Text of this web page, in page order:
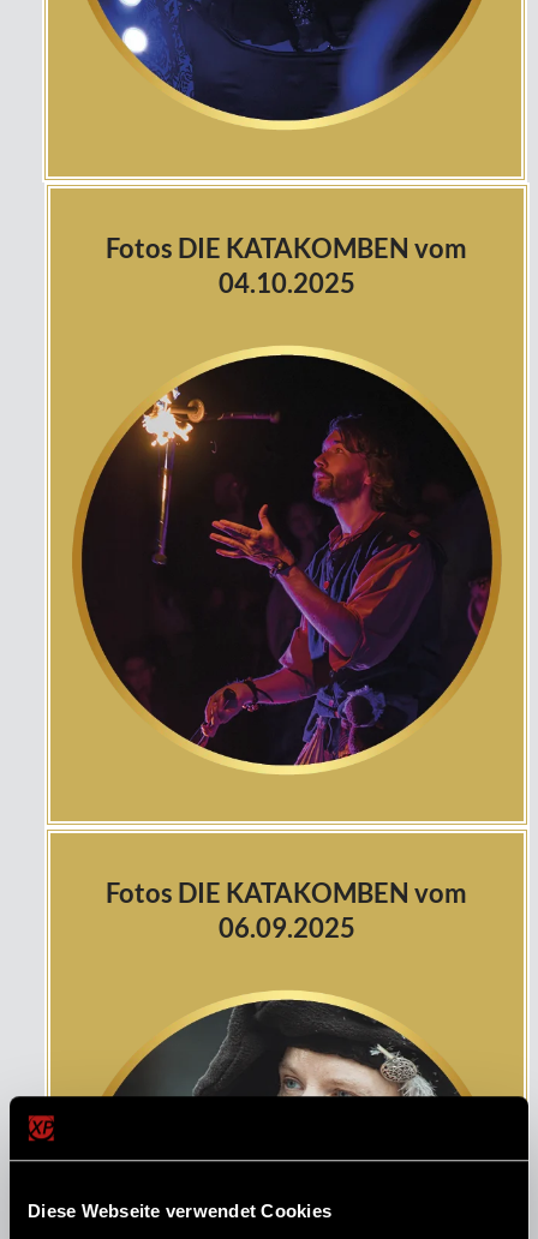
Diese Webseite verwendet Cookies
Fotos DIE KATAKOMBEN vom
04.10.2025
Fotos DIE KATAKOMBEN vom
06.09.2025